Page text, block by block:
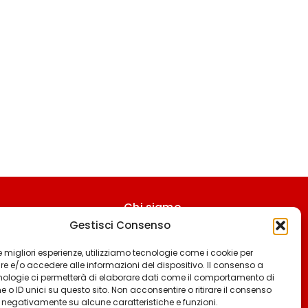
Gestisci Consenso
migliori esperienze, utilizziamo tecnologie come i cookie per
e/o accedere alle informazioni del dispositivo. Il consenso a
ci permetterà di elaborare dati come il comportamento di
o ID unici su questo sito. Non acconsentire o ritirare il consenso
su alcune caratteristiche e funzioni.
Chi siamo
Contattaci
Termini & Condizioni
Cookie policy
Privacy policy